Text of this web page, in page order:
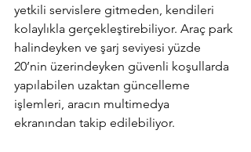
yetkili servislere gitmeden, kendileri
kolaylıkla gerçekleştirebiliyor. Araç park
halindeyken ve şarj seviyesi yüzde
20’nin üzerindeyken güvenli koşullarda
yapılabilen uzaktan güncelleme
işlemleri, aracın multimedya
ekranından takip edilebiliyor.